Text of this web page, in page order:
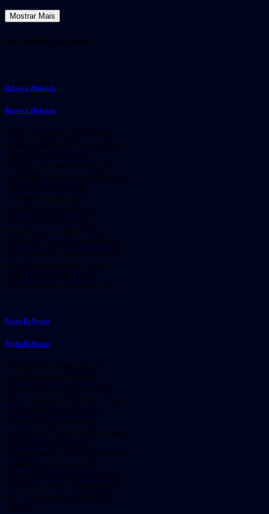
Mostrar Mais
Você também pode gostar...
Rebecca Holanda
Rebecca Holanda
Com 14 anos de experiência,
Rebecca Holanda é especialista
em estética facial, com
certificação internacional pela
Esthétique Experience Paris. Sua
atuação é voltada para
tratamentos que aliam
tecnologia, segurança e
resultados consistentes.
Reconhecida como “Master
Melasma”, tornou-se referência
no cuidado de condições como
melasma, acne ativa e suas
sequelas. Trabalha com
protocolos que priorizam a […]
Paulo Di Rocco
Paulo Di Rocco
Formado em Medicina pela
Universidade do Vale do
Sapucaí (Univas), no sul de
Minas Gerais, Di Rocco reforça
que a formação prática e o
contato com professores
experientes foram decisivos para
a escolha definitiva da
especialidade. O médico realizou
residência na Associação
Portuguesa de Beneficência de
São Paulo, com especialização
em Ginecologia e Obstetrícia,
além […]